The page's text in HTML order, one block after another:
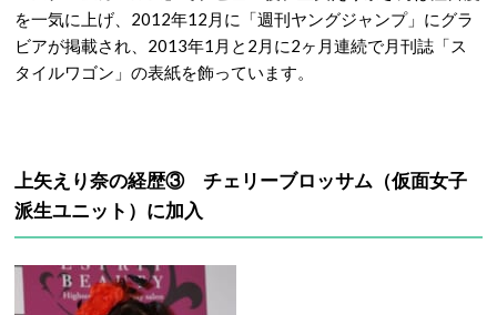
を一気に上げ、2012年12月に「週刊ヤングジャンプ」にグラ
ビアが掲載され、2013年1月と2月に2ヶ月連続で月刊誌「ス
タイルワゴン」の表紙を飾っています。
上矢えり奈の経歴③ チェリーブロッサム（仮面女子
派生ユニット）に加入